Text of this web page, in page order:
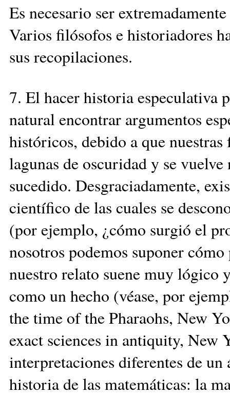
Es necesario ser
Varios filósofos e historiadores
sus recopilaciones.
7. El hacer historia especulativa
natural encontrar argumentos
históricos, debido a que
lagunas de oscuridad y se
sucedido. Desgraciadamente,
científico de las cuales se
(por ejemplo, ¿cómo surgió el
nosotros podemos suponer
nuestro relato suene muy lógico
como un hecho (véase, por
the time of the Pharaohs, New
exact sciences in antiquity, New
interpretaciones diferentes de un
historia de las matemáticas: la